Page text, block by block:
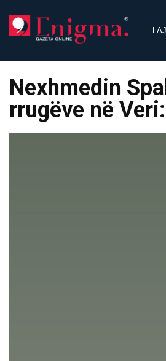
content
Nexhmedin
rrugëve në